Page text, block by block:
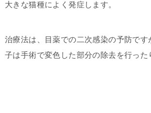
大きな猫種によく発症します。
治療法は、目薬での二次感染の予防です
子は手術で変色した部分の除去を行った